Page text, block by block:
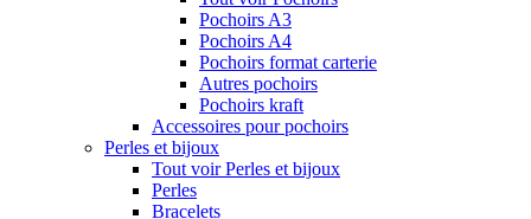
Pochoirs A3
Pochoirs A4
Pochoirs format carterie
Autres pochoirs
Pochoirs kraft
Accessoires pour pochoirs
Perles et bijoux
Tout voir Perles et bijoux
Perles
Bracelets